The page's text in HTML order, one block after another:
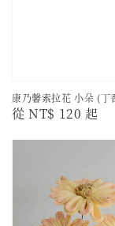
康乃馨索拉花 小朵 (丁
Regular
從NT$ 120 起